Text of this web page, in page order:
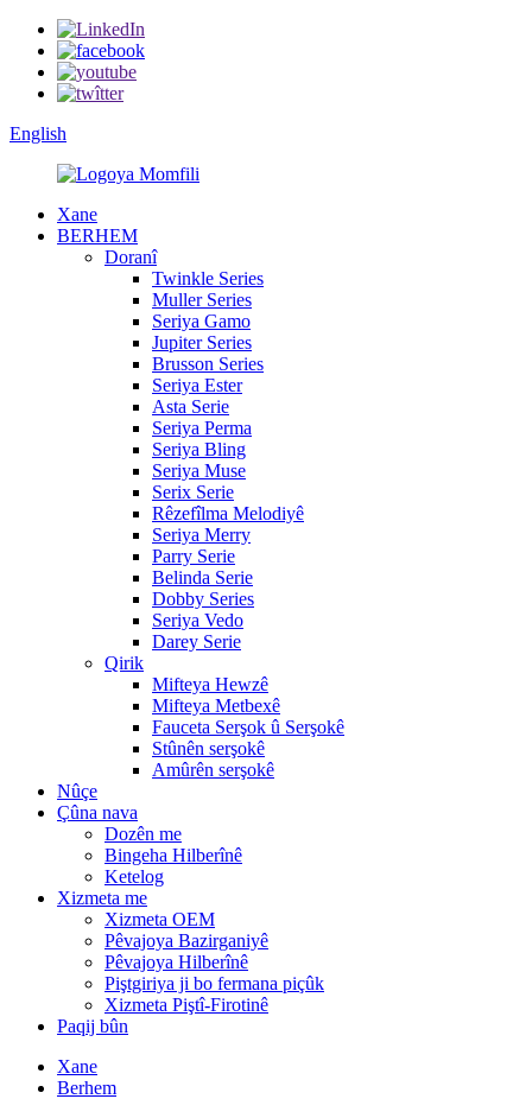
English
Xane
BERHEM
Doranî
Twinkle Series
Muller Series
Seriya Gamo
Jupiter Series
Brusson Series
Seriya Ester
Asta Serie
Seriya Perma
Seriya Bling
Seriya Muse
Serix Serie
Rêzefîlma Melodiyê
Seriya Merry
Parry Serie
Belinda Serie
Dobby Series
Seriya Vedo
Darey Serie
Qirik
Mifteya Hewzê
Mifteya Metbexê
Fauceta Serşok û Serşokê
Stûnên serşokê
Amûrên serşokê
Nûçe
Çûna nava
Dozên me
Bingeha Hilberînê
Ketelog
Xizmeta me
Xizmeta OEM
Pêvajoya Bazirganiyê
Pêvajoya Hilberînê
Piştgiriya ji bo fermana piçûk
Xizmeta Piştî-Firotinê
Paqij bûn
Xane
Berhem